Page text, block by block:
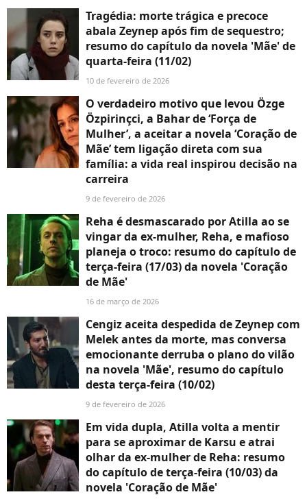
Tragédia: morte trágica e precoce
abala Zeynep após fim de sequestro;
resumo do capítulo da novela 'Mãe' de
quarta-feira (11/02)
10 de fevereiro de 2026
O verdadeiro motivo que levou Özge
Özpirinçci, a Bahar de ‘Força de
Mulher’, a aceitar a novela ‘Coração de
Mãe’ tem ligação direta com sua
família: a vida real inspirou decisão na
carreira
9 de fevereiro de 2026
Reha é desmascarado por Atilla ao se
vingar da ex-mulher, Reha, e mafioso
planeja o troco: resumo do capítulo de
terça-feira (17/03) da novela 'Coração
de Mãe'
16 de março de 2026
Cengiz aceita despedida de Zeynep com
Melek antes da morte, mas conversa
emocionante derruba o plano do vilão
na novela 'Mãe', resumo do capítulo
desta terça-feira (10/02)
9 de fevereiro de 2026
Em vida dupla, Atilla volta a mentir
para se aproximar de Karsu e atrai
olhar da ex-mulher de Reha: resumo
do capítulo de terça-feira (10/03) da
novela 'Coração de Mãe'